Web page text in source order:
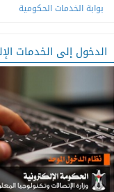
بوابة الخدمات الحكومية
الدخول إلى الخدمات